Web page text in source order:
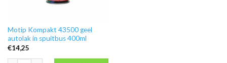
Motip Kompakt 43500 geel
autolak in spuitbus 400ml
€14,25